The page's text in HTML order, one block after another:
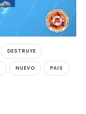
DESTRUYE
NUEVO PAIS